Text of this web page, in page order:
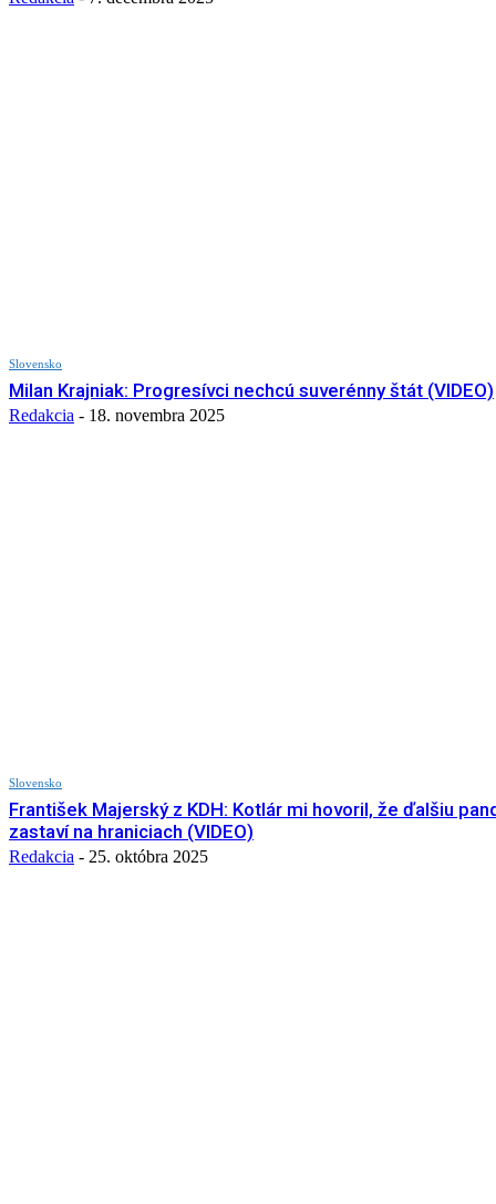
Slovensko
Milan Krajniak: Progresívci nechcú suverénny štát (VIDEO)
Redakcia - 18. novembra 2025
Slovensko
František Majerský z KDH: Kotlár mi hovoril, že ďalšiu
zastaví na hraniciach (VIDEO)
Redakcia - 25. októbra 2025